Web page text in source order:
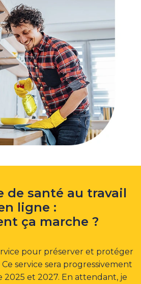
de santé au travail
ligne :
ça marche ?
pour préserver et protéger
service sera progressivement
2025 et 2027. En attendant, je